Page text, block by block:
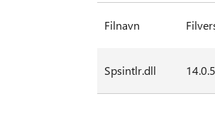
Filnavn
Spsintlr.dll